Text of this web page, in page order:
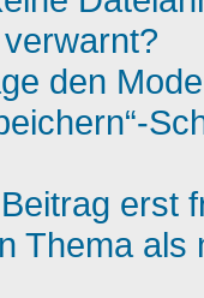
den
erst
Thema als